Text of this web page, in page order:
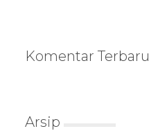
Komentar Terbaru
Arsip